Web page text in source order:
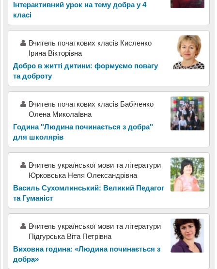
Інтерактивний урок на тему добра у 4
класі
Вчитель початкових класів Кисленко
Ірина Вікторівна
Добро в житті дитини: формуємо повагу
та доброту
Вчитель початкових класів Бабіченко
Олена Миколаївна
Година "Людина починається з добра"
для школярів
Вчитель української мови та літератури
Юрковська Неля Олександрівна
Василь Сухомлинський: Великий Педагог
та Гуманіст
Вчитель української мови та літератури
Підгурська Віта Петрівна
Виховна година: «Людина починається з
добра»